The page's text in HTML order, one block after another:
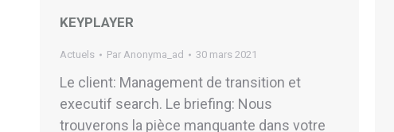
KEYPLAYER
Actuels Par Anonyma_ad 30 mars 2021
Le client: Management de transition et
executif search. Le briefing: Nous
trouverons la pièce manquante dans votre